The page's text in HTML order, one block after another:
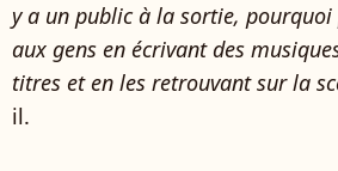
y a un public à la sortie,
aux gens en écrivant des
titres et en les retrouvant sur la
il.